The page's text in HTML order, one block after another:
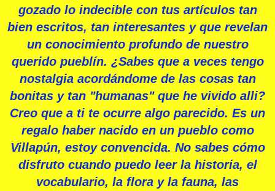
gozado lo indecible con tus artículos tan
bien escritos, tan interesantes y que revelan
un conocimiento profundo de nuestro
querido pueblín. ¿Sabes que a veces tengo
nostalgia acordándome de las cosas tan
bonitas y tan "humanas" que he vivido alli?
Creo que a ti te ocurre algo parecido. Es un
regalo haber nacido en un pueblo como
Villapún, estoy convencida. No sabes cómo
disfruto cuando puedo leer la historia, el
vocabulario, la flora y la fauna, las